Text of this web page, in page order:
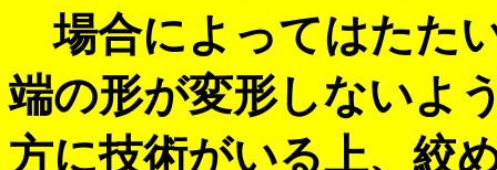
場合によってはたた
端の形が変形しないよ
方に技術がいる上、絞